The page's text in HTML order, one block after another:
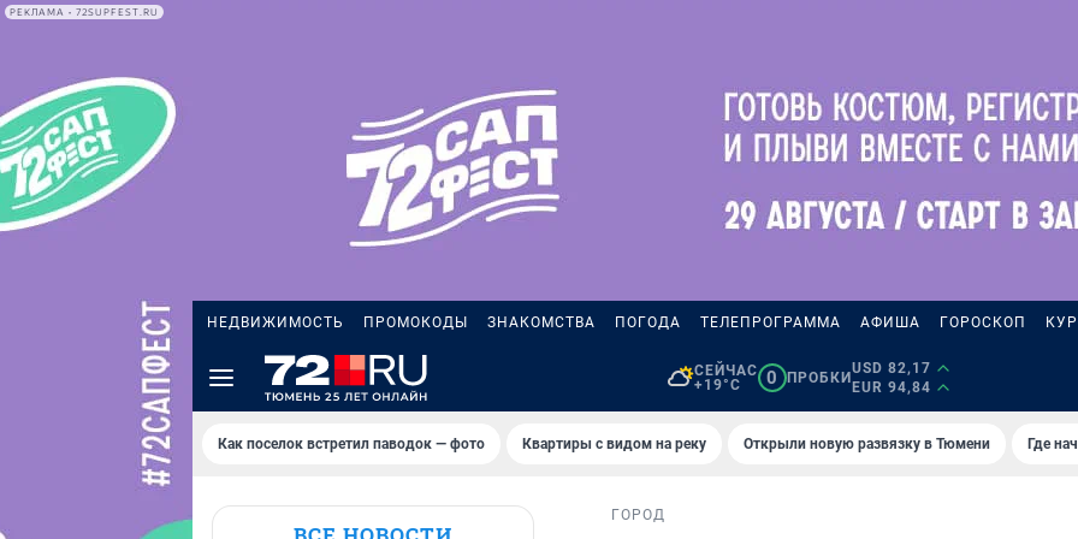
РЕКЛАМА • 72SUPFEST.RU
НЕДВИЖИМОСТЬ ПРОМОКОДЫ ЗНАКОМСТВА ПОГОДА ТЕЛЕПРОГРАММА АФИША ГОРОСКОП
СЕЙЧАС
+19°C
0 ПРОБКИ
USD 82,17
EUR 94,84
Как поселок встретил паводок — фото Квартиры с видом на реку Открыли новую развязку в Тюмени Где
ГОРОД